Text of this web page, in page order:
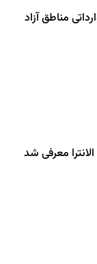
مناطق آزاد
معرفی شد